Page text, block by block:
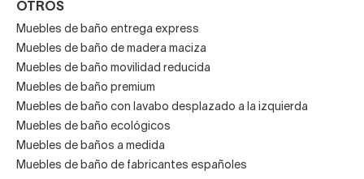
OTROS
Muebles de baño entrega express
Muebles de baño de madera maciza
Muebles de baño movilidad reducida
Muebles de baño premium
Muebles de baño con lavabo desplazado a la izquierda
Muebles de baño ecológicos
Muebles de baños a medida
Muebles de baño de fabricantes españoles